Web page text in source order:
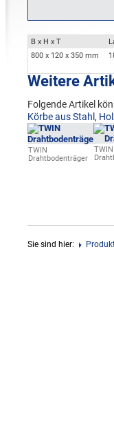
B x H x T
800 x 120 x 350 mm
Weitere
Folgende Artikel
Körbe aus Stahl ,
TWIN
Drahtbodenträger
TWIN
Sie sind hier: